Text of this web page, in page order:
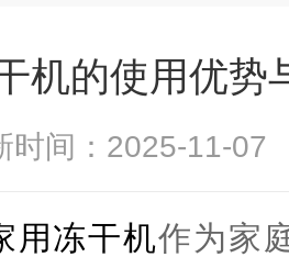
机的使用优势
时间：2025-11-
用冻干机作为家